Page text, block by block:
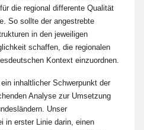
die regional differente Qualität
So sollte der angestrebte
in den jeweiligen
schaffen, die regionalen
Kontext einzuordnen.
inhaltlicher Schwerpunkt der
Analyse zur Umsetzung
Unser
in erster Linie darin, einen